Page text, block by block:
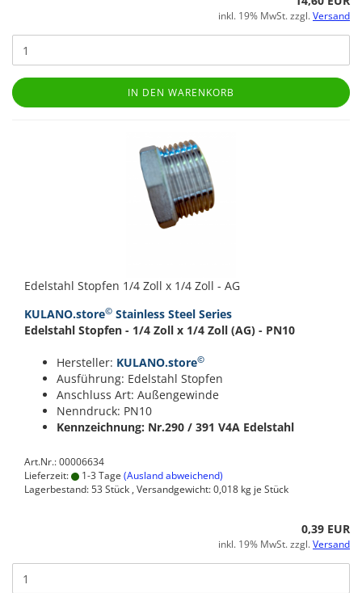
inkl. 19% MwSt. zzgl.Versand
IN DEN WARENKORB
Edelstahl Stopfen 1/4 Zoll x 1/4 Zoll - AG
KULANO.store© Stainless Steel Series
Edelstahl Stopfen - 1/4 Zoll x 1/4 Zoll (AG) - PN10
Hersteller: KULANO.store©
Ausführung: Edelstahl Stopfen
Anschluss Art: Außengewinde
Nenndruck: PN10
Kennzeichnung: Nr.290 / 391 V4A Edelstahl
Art.Nr.: 00006634
Lieferzeit:
1-3 Tage (Ausland abweichend)
Lagerbestand: 53 Stück , Versandgewicht:0,018 kg je Stück
0,39 EUR
inkl. 19% MwSt. zzgl.Versand